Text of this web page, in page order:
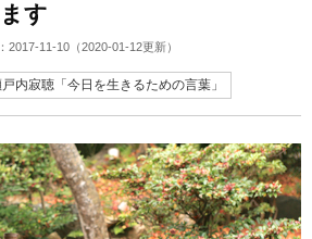
す
2017-11-10 （2020-01-12更新）
内寂聴「今日を生きるための言葉」